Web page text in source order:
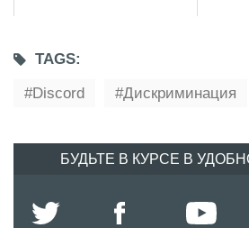
TAGS:
Discord
Дискриминация
БУДЬТЕ В КУРСЕ В